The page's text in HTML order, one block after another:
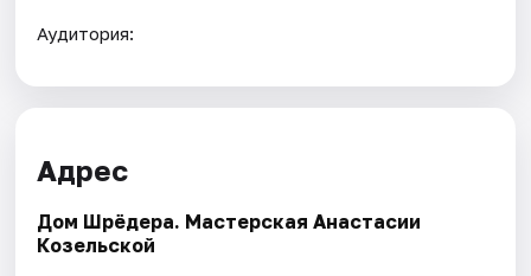
Аудитория:
Адрес
Дом Шрёдера. Мастерская Анастасии
Козельской